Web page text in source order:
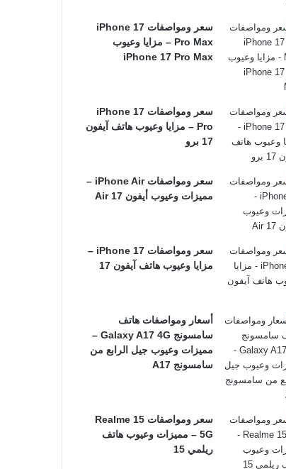
سعر ومواصفات iPhone 17
Pro Max – مزايا وعيوب
iPhone 17 Pro Max
سعر ومواصفات iPhone 17
Pro – مزايا وعيوب هاتف آيفون
17 برو
سعر ومواصفات iPhone Air –
مميزات وعيوب أيفون 17 Air
سعر ومواصفات iPhone 17 –
مزايا وعيوب هاتف آيفون 17
أسعار ومواصفات هاتف
سامسونج Galaxy A17 4G –
مميزات وعيوب جيل الرابع من
سامسونج A17
سعر ومواصفات Realme 15
5G – مميزات وعيوب هاتف
ريلمي 15